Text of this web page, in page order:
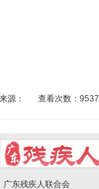
来源： 查看次数：9537
广东残疾人联合会